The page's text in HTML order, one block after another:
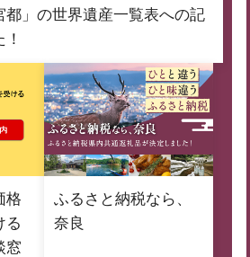
都」の世界遺産一覧表への記
格
る
窓
ふるさと納税なら、
奈良